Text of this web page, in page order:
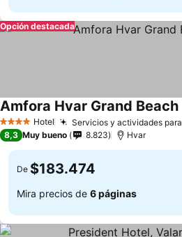
Opción destacada
4 EstrellasHotel Servicios y actividades
Amfora Hvar Grand Beach
8,3 Muy bueno 8.823 Hvar
De $183.474
Mira precios de 6 páginas